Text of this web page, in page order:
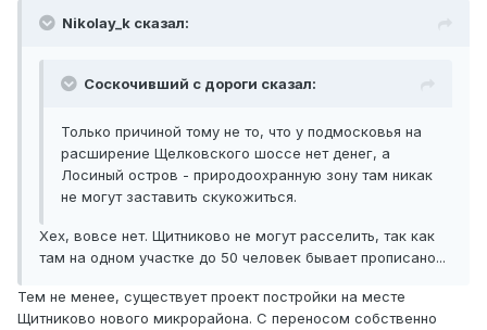
Nikolay_k сказал:
Соскочивший с дороги сказал:
Только причиной тому не то, что у подмосковья на
расширение Щелковского шоссе нет денег, а
Лосиный остров - природоохранную зону там никак
не могут заставить скукожиться.
Хех, вовсе нет. Щитниково не могут расселить, так как
там на одном участке до 50 человек бывает прописано...
Тем не менее, существует проект постройки на месте
Щитниково нового микрорайона. С переносом собственно